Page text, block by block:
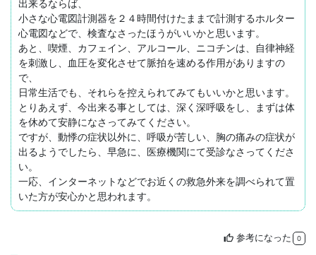
出来るならば、
小さな心電図計測器を２４時間付けたままで計測するホルター
心電図などで、検査なさったほうがいいかと思います。
あと、喫煙、カフェイン、アルコール、ニコチンは、自律神経
を刺激し、血圧を変化させて脈拍を速める作用がありますの
で、
日常生活でも、それらを控えられてみてもいいかと思います。
とりあえず、今出来る事としては、深く深呼吸をし、まずは体
を休めて安静になさってみてください。
ですが、動悸の症状以外に、呼吸が苦しい、胸の痛みの症状が
出るようでしたら、早急に、医療機関にて受診なさってくださ
い。
一応、インターネットなどでお近くの救急外来を調べられて置
thumb_up 参考になった 0